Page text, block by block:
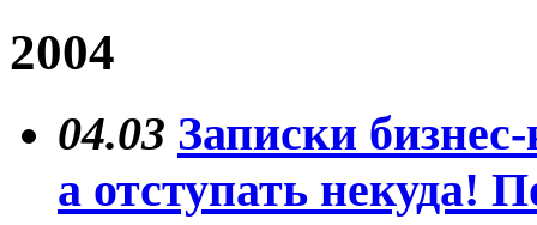
2004
04.03 Записки
а отступать некуда!